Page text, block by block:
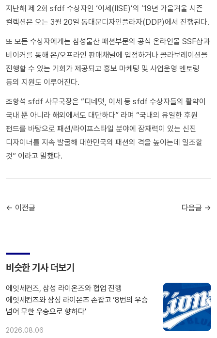
지난해 제 2회 sfdf 수상자인 ‘이세(IISE)’의 ‘19년 가을겨울 시즌
컬렉션은 오는 3월 20일 동대문디자인플라자(DDP)에서 진행된다.
또 모든 수상자에게는 삼성물산 패션부문의 공식 온라인몰 SSF샵과
비이커를 통해 온/오프라인 판매채널에 입점하거나 콜라보레이션을
진행할 수 있는 기회가 제공되고 홍보 마케팅 및 사업운영 멘토링
등의 지원도 이루어진다.
조항석 sfdf 사무국장은 “디네댓, 이세 등 sfdf 수상자들의 활약이
국내 뿐 아니라 해외에서도 대단하다” 라며 “국내의 유일한 후원
펀드를 바탕으로 패션/라이프스타일 분야에 잠재력이 있는 신진
디자이너를 지속 발굴해 대한민국의 패션의 격을 높이는데 일조할
것” 이라고 말했다.
← 이전글 다음글 →
비슷한 기사 더보기
에잇세컨즈, 삼성 라이온즈와 협업 진행
에잇세컨즈와 삼성 라이온즈 손잡고 ‘8번의 우승
넘어 무한 우승으로 향하다’
2026.08.06